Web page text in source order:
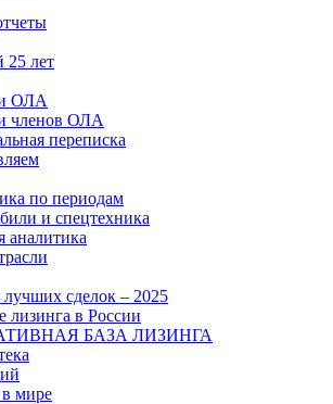
лет
ОЛА
членов ОЛА
переписка
по периодам
и спецтехника
аналитика
лучших сделок – 2025
лизинга в России
БАЗА ЛИЗИНГА
мире